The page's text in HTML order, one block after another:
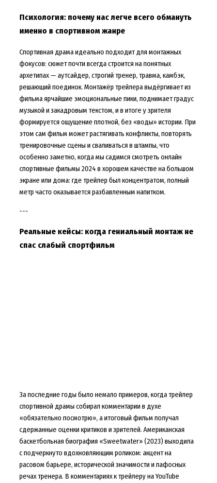
Психология: почему нас легче всего обмануть
именно в спортивном жанре
Спортивная драма идеально подходит для монтажных
фокусов: сюжет почти всегда строится на понятных
архетипах — аутсайдер, строгий тренер, травма, камбэк,
решающий поединок. Монтажёр трейлера выдёргивает из
фильма ярчайшие эмоциональные пики, поднимает градус
музыкой и закадровым текстом, и в итоге у зрителя
формируется ощущение плотной, без «воды» истории. При
этом сам фильм может растягивать конфликты, повторять
тренировочные сцены и сваливаться в штампы, что
особенно заметно, когда мы садимся смотреть онлайн
спортивные фильмы 2024 в хорошем качестве на большом
экране или дома: где трейлер был концентратом, полный
метр часто оказывается разбавленным напитком.
---
Реальные кейсы: когда гениальный монтаж не
спас слабый спортфильм
За последние годы было немало примеров, когда трейлер
спортивной драмы собирал комментарии в духе
«обязательно посмотрю», а итоговый фильм получал
сдержанные оценки критиков и зрителей. Американская
баскетбольная биография «Sweetwater» (2023) выходила
с подчеркнуто вдохновляющим роликом: акцент на
расовом барьере, исторической значимости и пафосных
речах тренера. В комментариях к трейлеру на YouTube